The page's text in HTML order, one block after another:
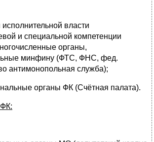
исполнительной власти
и специальной компетенции
органы,
минфину (ФТС, ФНС, фед.
антимонопольная служба);
органы ФК (Счётная палата).